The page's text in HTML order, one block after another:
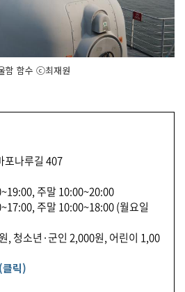
함 함수 ⓒ최재원
나루길 407
주말 10:00~20:00
주말 10:00~18:00 (월요일
, 청소년·군인 2,000원, 어린이 1,00
릭)